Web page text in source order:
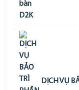
DỊCH VỤ